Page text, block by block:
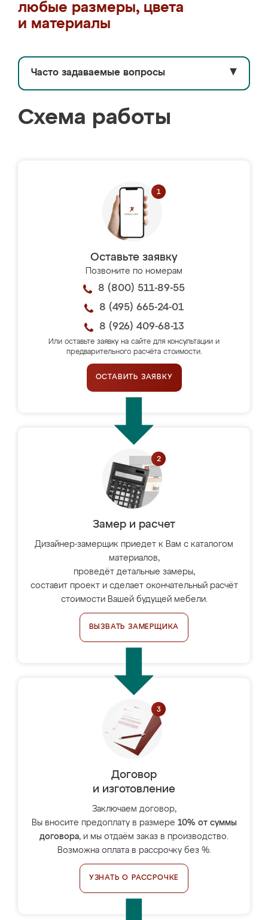
любые размеры, цвета
и материалы
Часто задаваемые вопросы ▼
Схема работы
Оставьте заявку
Позвоните по номерам
8 (800) 511-89-55
8 (495) 665-24-01
8 (926) 409-68-13
Или оставьте заявку на сайте для консультации и
предварительного расчёта стоимости.
ОСТАВИТЬ ЗАЯВКУ
Замер и расчет
Дизайнер-замерщик приедет к Вам с каталогом
материалов,
проведёт детальные замеры,
составит проект и сделает окончательный расчёт
стоимости Вашей будущей мебели.
ВЫЗВАТЬ ЗАМЕРЩИКА
Договор
и изготовление
Заключаем договор,
Вы вносите предоплату в размере 10% от суммы
договора, и мы отдаём заказ в производство.
Возможна оплата в рассрочку без %.
УЗНАТЬ О РАССРОЧКЕ